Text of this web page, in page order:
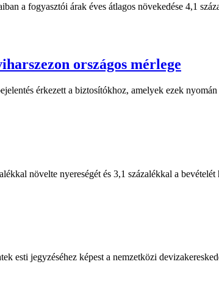
a fogyasztói árak éves átlagos növekedése 4,1
országos mérlege
érkezett a biztosítókhoz, amelyek ezek
növelte nyereségét és 3,1 százalékkal a
esti jegyzéséhez képest a nemzetközi